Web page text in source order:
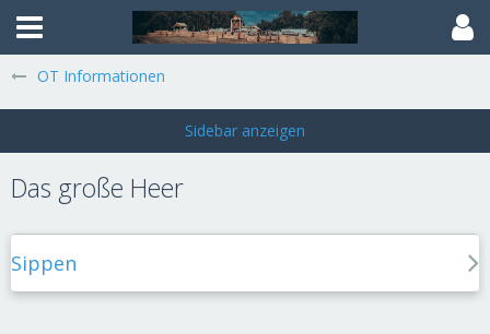
OT Informationen
Das große Heer
Sippen